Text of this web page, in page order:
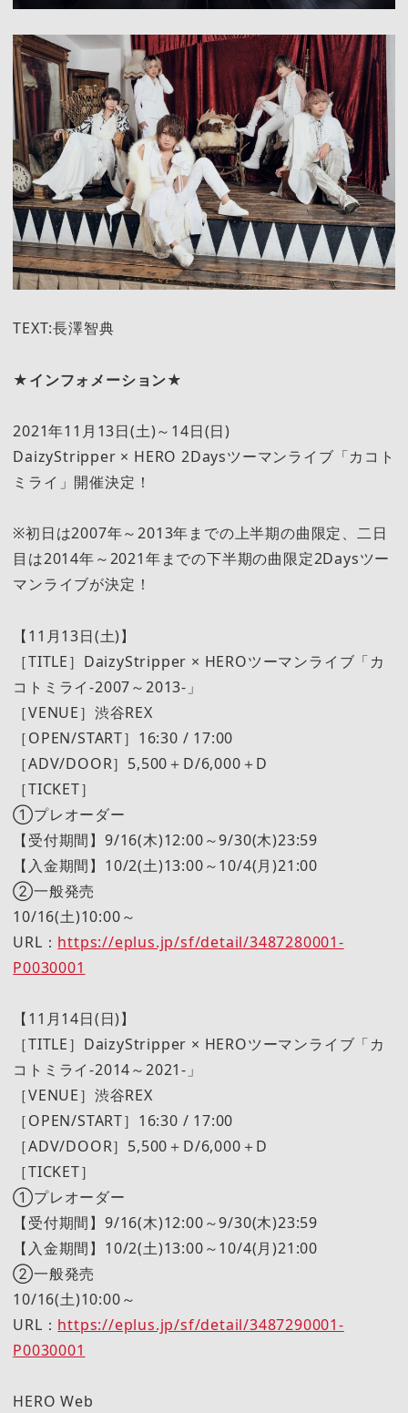
TEXT:長澤智典
★インフォメーション★
2021年11月13日(土)～14日(日)
DaizyStripper × HERO 2Daysツーマンライブ「カコト
ミライ」開催決定！
※初日は2007年～2013年までの上半期の曲限定、二日
目は2014年～2021年までの下半期の曲限定2Daysツー
マンライブが決定！
【11月13日(土)】
［TITLE］DaizyStripper × HEROツーマンライブ「カ
コトミライ-2007～2013-」
［VENUE］渋谷REX
［OPEN/START］16:30 / 17:00
［ADV/DOOR］5,500＋D/6,000＋D
［TICKET］
①プレオーダー
【受付期間】9/16(木)12:00～9/30(木)23:59
【入金期間】10/2(土)13:00～10/4(月)21:00
②一般発売
10/16(土)10:00～
URL： https://eplus.jp/sf/detail/3487280001-
P0030001
【11月14日(日)】
［TITLE］DaizyStripper × HEROツーマンライブ「カ
コトミライ-2014～2021-」
［VENUE］渋谷REX
［OPEN/START］16:30 / 17:00
［ADV/DOOR］5,500＋D/6,000＋D
［TICKET］
①プレオーダー
【受付期間】9/16(木)12:00～9/30(木)23:59
【入金期間】10/2(土)13:00～10/4(月)21:00
②一般発売
10/16(土)10:00～
URL： https://eplus.jp/sf/detail/3487290001-
P0030001
HERO Web